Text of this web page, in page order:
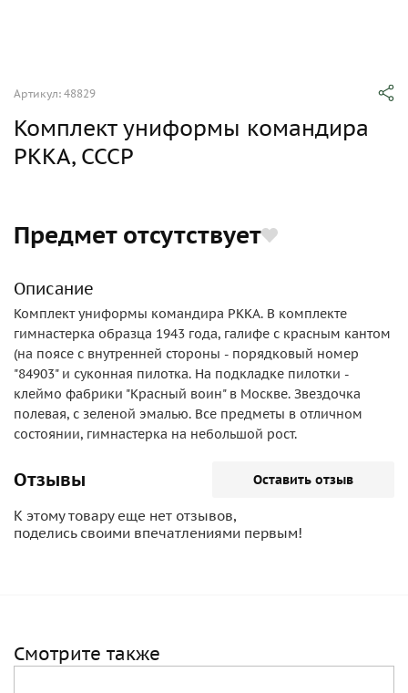
Артикул: 48829
Комплект униформы командира
РККА, СССР
Предмет отсутствует
Описание
Комплект униформы командира РККА. В комплекте
гимнастерка образца 1943 года, галифе с красным кантом
(на поясе с внутренней стороны - порядковый номер
"84903" и суконная пилотка. На подкладке пилотки -
клеймо фабрики "Красный воин" в Москве. Звездочка
полевая, с зеленой эмалью. Все предметы в отличном
состоянии, гимнастерка на небольшой рост.
Отзывы Оставить отзыв
К этому товару еще нет отзывов,
поделись своими впечатлениями первым!
Смотрите также